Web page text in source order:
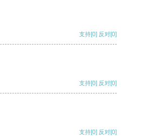
支持[0] 反对[0]
支持[0] 反对[0]
支持[0] 反对[0]